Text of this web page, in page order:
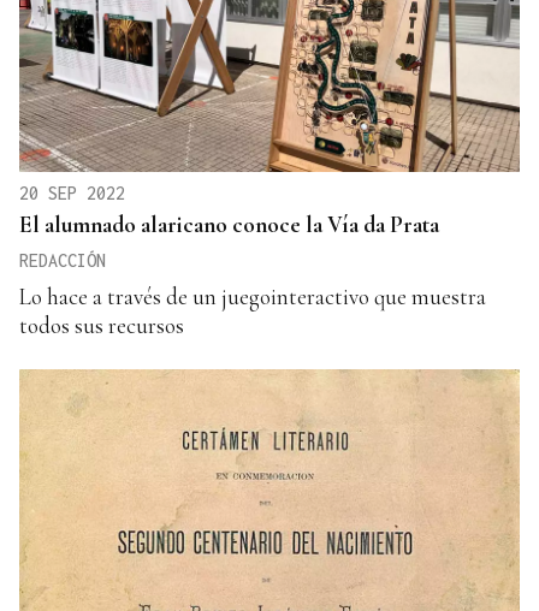
20 SEP 2022
El alumnado alaricano conoce la Vía da Prata
REDACCIÓN
Lo hace a través de un juegointeractivo que muestra
todos sus recursos